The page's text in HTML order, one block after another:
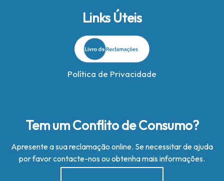
Links Úteis
Política de Privacidade
Tem um Conflito de Consumo?
Apresente a sua reclamação online. Se necessitar de ajuda
por favor contacte-nos ou obtenha mais informações.